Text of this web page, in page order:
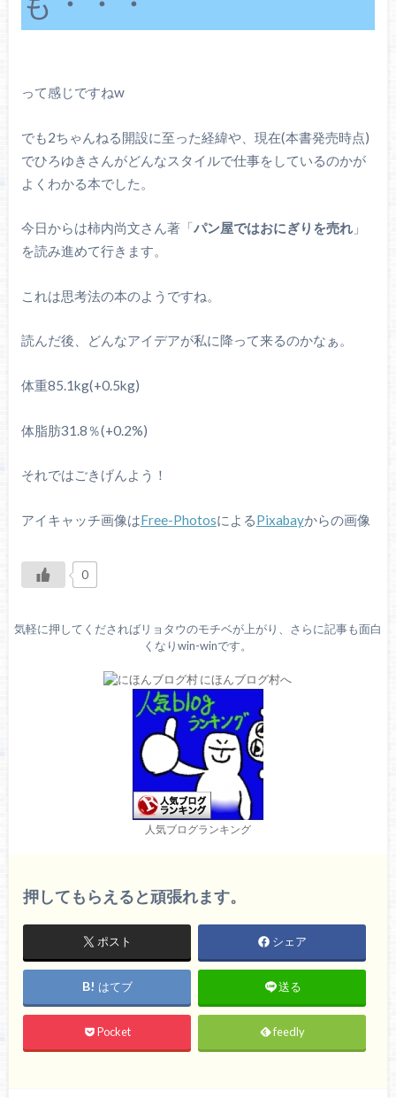
って感じですねw
でも2ちゃんねる開設に至った経緯や、現在(本書発売時点)
でひろゆきさんがどんなスタイルで仕事をしているのかが
よくわかる本でした。
今日からは柿内尚文さん著「パン屋ではおにぎりを売れ」
を読み進めて行きます。
これは思考法の本のようですね。
読んだ後、どんなアイデアが私に降って来るのかなぁ。
体重85.1kg(+0.5kg)
体脂肪31.8％(+0.2%)
それではごきげんよう！
アイキャッチ画像はFree-PhotosによるPixabayからの画像
0
気軽に押してくださればリョタウのモチベが上がり、さらに記事も面白
くなりwin-winです。
人気ブログランキング
押してもらえると頑張れます。
ポスト シェア
はてブ 送る
Pocket feedly